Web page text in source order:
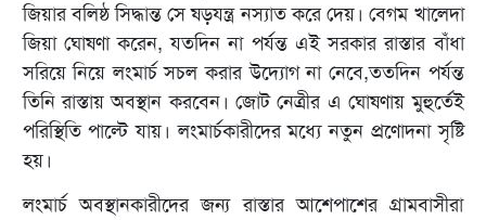
জিয়ার বলিষ্ঠ সিদ্ধান্ত সে ষড়যন্ত্র নস্যাত করে দেয়। বেগম খালেদা
জিয়া ঘোষণা করেন, যতদিন না পর্যন্ত এই সরকার রাস্তার বাঁধা
সরিয়ে নিয়ে লংমার্চ সচল করার উদ্যোগ না নেবে,ততদিন পর্যন্ত
তিনি রাস্তায় অবস্থান করবেন। জোট নেত্রীর এ ঘোষণায় মুহুর্তেই
পরিস্থিতি পাল্টে যায়। লংমার্চকারীদের মধ্যে নতুন প্রণোদনা সৃষ্টি
হয়।
লংমার্চ অবস্থানকারীদের জন্য রাস্তার আশেপাশের গ্রামবাসীরা